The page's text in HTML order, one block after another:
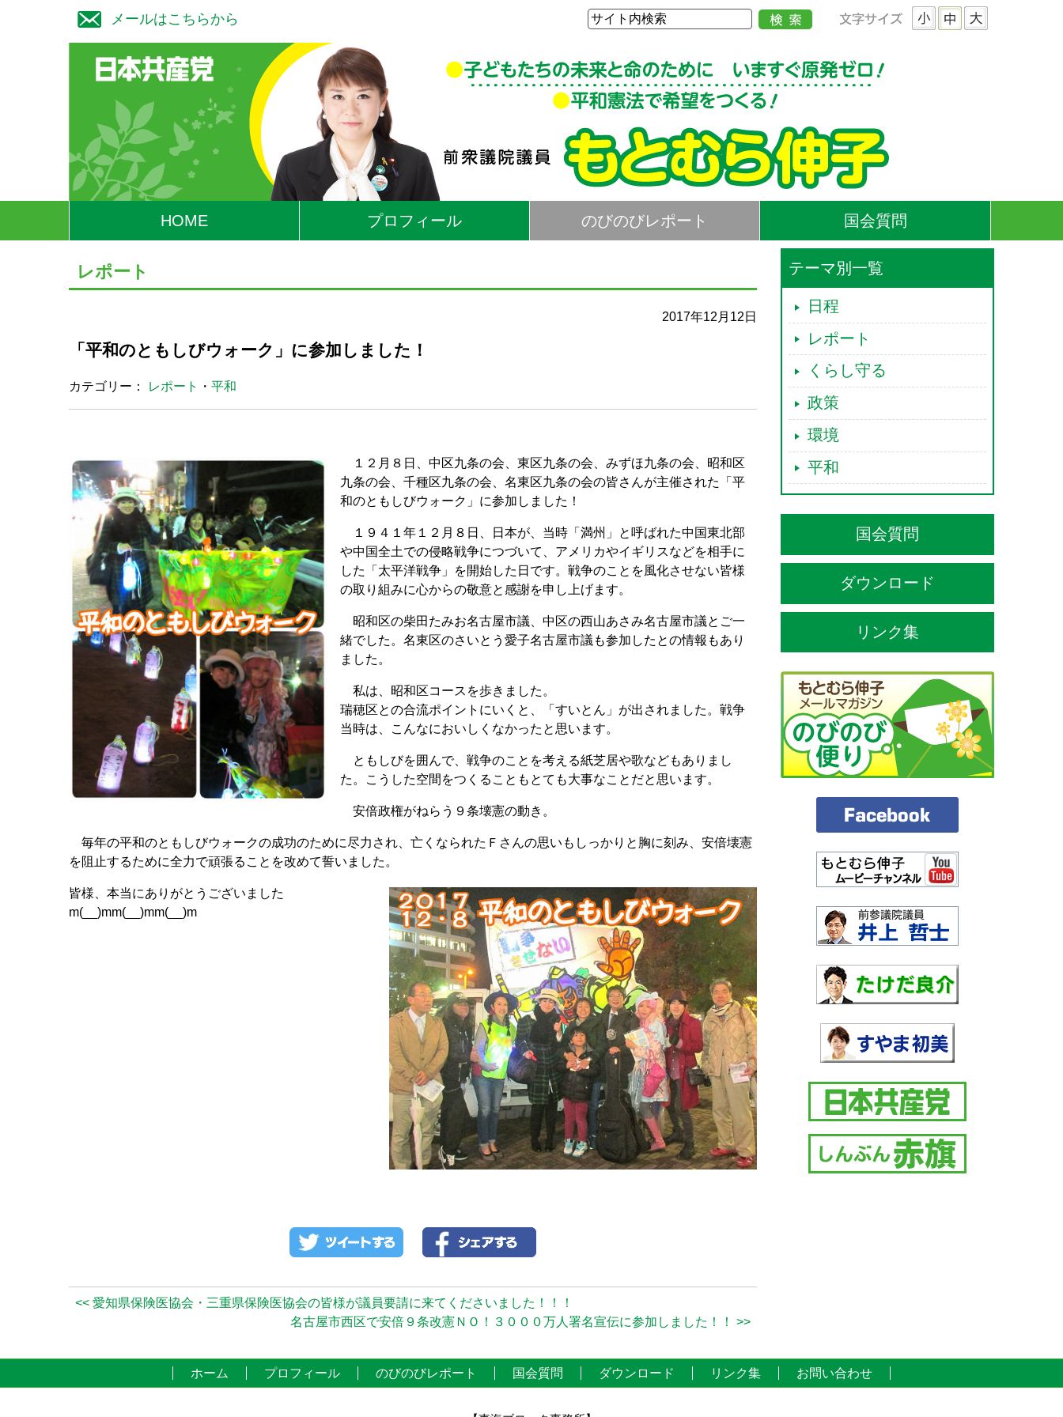
メールはこちらから
HOME プロフィール のびのびレポート 国会質問
レポート
2017年12月12日
「平和のともしびウォーク」に参加しました！
カテゴリー： レポート ・ 平和
１２月８日、中区九条の会、東区九条の会、みずほ九条の会、昭和区
九条の会、千種区九条の会、名東区九条の会の皆さんが主催された「平
和のともしびウォーク」に参加しました！
１９４１年１２月８日、日本が、当時「満州」と呼ばれた中国東北部
や中国全土での侵略戦争につづいて、アメリカやイギリスなどを相手に
した「太平洋戦争」を開始した日です。戦争のことを風化させない皆様
の取り組みに心からの敬意と感謝を申し上げます。
昭和区の柴田たみお名古屋市議、中区の西山あさみ名古屋市議とご一
緒でした。名東区のさいとう愛子名古屋市議も参加したとの情報もあり
ました。
私は、昭和区コースを歩きました。
瑞穂区との合流ポイントにいくと、「すいとん」が出されました。戦争
当時は、こんなにおいしくなかったと思います。
ともしびを囲んで、戦争のことを考える紙芝居や歌などもありまし
た。こうした空間をつくることもとても大事なことだと思います。
安倍政権がねらう９条壊憲の動き。
毎年の平和のともしびウォークの成功のために尽力され、亡くなられたＦさんの思いもしっかりと胸に刻み、安倍壊憲
を阻止するために全力で頑張ることを改めて誓いました。
皆様、本当にありがとうございました
m(__)mm(__)mm(__)m
<< 愛知県保険医協会・三重県保険医協会の皆様が議員要請に来てくださいました！！！
名古屋市西区で安倍９条改憲ＮＯ！３０００万人署名宣伝に参加しました！！ >>
テーマ別一覧
日程
レポート
くらし守る
政策
環境
平和
国会質問
ダウンロード
リンク集
ホーム プロフィール のびのびレポート 国会質問 ダウンロード リンク集 お問い合わせ